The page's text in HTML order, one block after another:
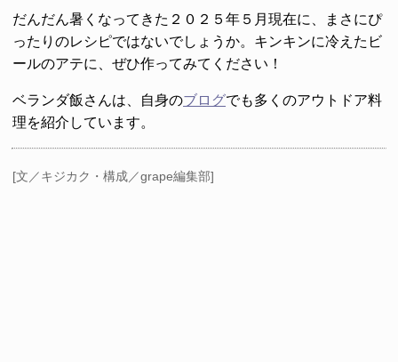
だんだん暑くなってきた２０２５年５月現在に、まさにぴ
ったりのレシピではないでしょうか。キンキンに冷えたビ
ールのアテに、ぜひ作ってみてください！
⁡ベランダ飯さんは、自身のブログでも多くのアウトドア料
理を紹介しています。
[文／キジカク・構成／grape編集部]